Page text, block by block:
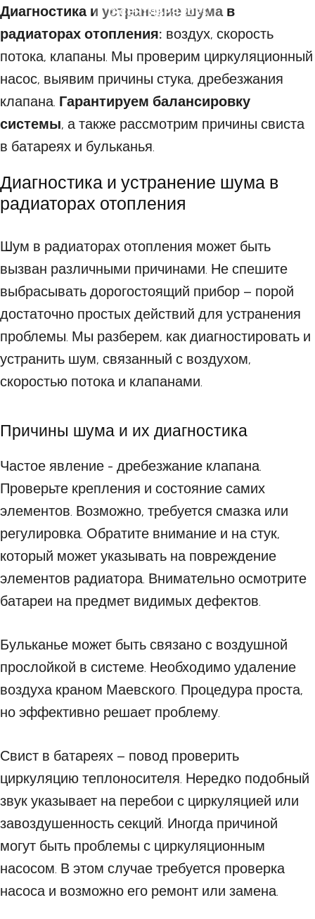
13 СЕНТЯБРЯ 2025
Диагностика и устранение шума в
радиаторах отопления: воздух, скорость
потока, клапаны. Мы проверим циркуляционный
насос, выявим причины стука, дребезжания
клапана. Гарантируем балансировку
системы, а также рассмотрим причины свиста
в батареях и бульканья.
Диагностика и устранение шума в
радиаторах отопления
Шум в радиаторах отопления может быть
вызван различными причинами. Не спешите
выбрасывать дорогостоящий прибор – порой
достаточно простых действий для устранения
проблемы. Мы разберем, как диагностировать и
устранить шум, связанный с воздухом,
скоростью потока и клапанами.
Причины шума и их диагностика
Частое явление - дребезжание клапана.
Проверьте крепления и состояние самих
элементов. Возможно, требуется смазка или
регулировка. Обратите внимание и на стук,
который может указывать на повреждение
элементов радиатора. Внимательно осмотрите
батареи на предмет видимых дефектов.
Бульканье может быть связано с воздушной
прослойкой в системе. Необходимо удаление
воздуха краном Маевского. Процедура проста,
но эффективно решает проблему.
Свист в батареях – повод проверить
циркуляцию теплоносителя. Нередко подобный
звук указывает на перебои с циркуляцией или
завоздушенность секций. Иногда причиной
могут быть проблемы с циркуляционным
насосом. В этом случае требуется проверка
насоса и возможно его ремонт или замена.